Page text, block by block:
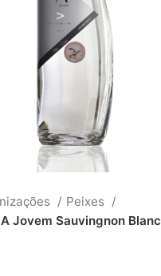
Peixes
Jovem Sauvingnon Blanc